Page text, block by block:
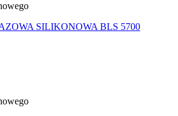
SILIKONOWA BLS 5700